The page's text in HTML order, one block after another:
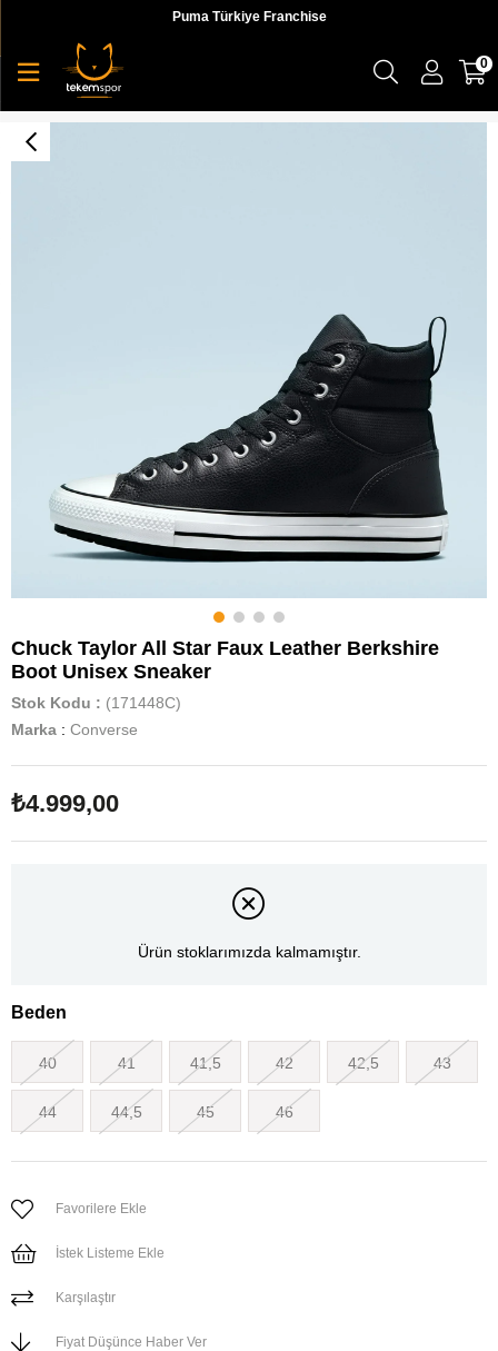
Puma Türkiye Franchise
0
Chuck Taylor All Star Faux Leather Berkshire
Boot Unisex Sneaker
Stok Kodu
(171448C)
Marka : Converse
₺4.999,00
Ürün stoklarımızda kalmamıştır.
Beden
40 41 41,5 42 42,5 43
44 44,5 45 46
Favorilere Ekle
İstek Listeme Ekle
Karşılaştır
Fiyat Düşünce Haber Ver